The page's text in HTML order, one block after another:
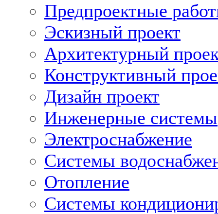
Предпроектные
Эскизный проект
Архитектурный
Конструктивный
Дизайн проект
Инженерные системы
Электроснабжение
Системы
Отопление
Системы